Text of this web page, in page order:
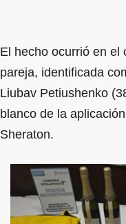
El hecho ocurrió en el
pareja, identificada
Liubav Petiushenko
blanco de la
Sheraton.